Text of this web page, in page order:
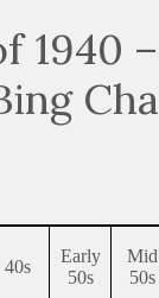
1940 –
Cha
40s
Early
50s
Mid
50s